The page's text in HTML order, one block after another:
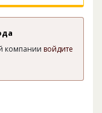
компании войдите